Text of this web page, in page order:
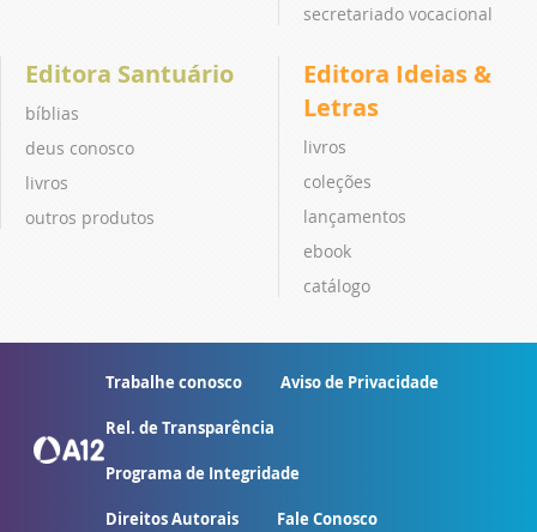
secretariado vocacional
Editora Santuário
bíblias
deus conosco
livros
outros produtos
Editora Ideias &
Letras
livros
coleções
lançamentos
ebook
catálogo
Trabalhe conosco Aviso de Privacidade
Rel. de Transparência
Programa de Integridade
Direitos Autorais Fale Conosco